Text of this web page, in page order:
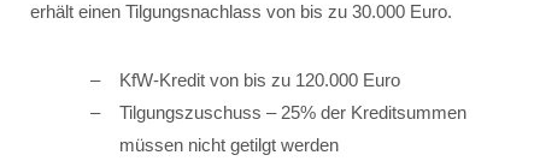
erhält einen Tilgungsnachlass von bis zu 30.000 Euro.
KfW-Kredit von bis zu 120.000 Euro
Tilgungszuschuss – 25% der Kreditsummen
müssen nicht getilgt werden